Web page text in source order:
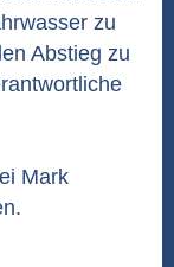
zu
Abstieg zu
Mark